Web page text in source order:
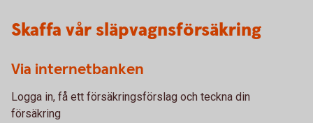
Skaffa vår släpvagnsförsäkring
Via internetbanken
Logga in, få ett försäkringsförslag och teckna din
försäkring